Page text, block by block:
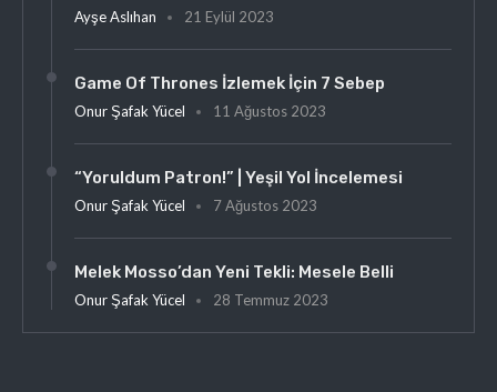
Ayşe Aslıhan 21 Eylül 2023
Game Of Thrones İzlemek İçin 7 Sebep
Onur Şafak Yücel 11 Ağustos 2023
“Yoruldum Patron!” | Yeşil Yol İncelemesi
Onur Şafak Yücel 7 Ağustos 2023
Melek Mosso’dan Yeni Tekli: Mesele Belli
Onur Şafak Yücel 28 Temmuz 2023